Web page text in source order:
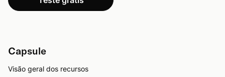
Capsule
Visão geral dos recursos